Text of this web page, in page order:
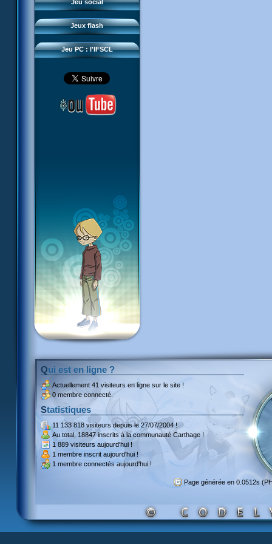
Jeu social
Jeux flash
Sector 2 Escape
Jeu PC : l'IFSCL
Téléchargements
Réseau IFSCL
Qui est en ligne ?
Actuellement 41 visiteurs en ligne sur le site !
0 membre connecté.
Statistiques
11 133 818 visiteursdepuis le 27/07/2004 !
Au total, 18847 inscritsà la communauté Carthage !
1 889 visiteurs aujourd'hui !
1 membre inscrit aujourd'hui !
1 membre connectés aujourd'hui !
Page générée en 0.0512s